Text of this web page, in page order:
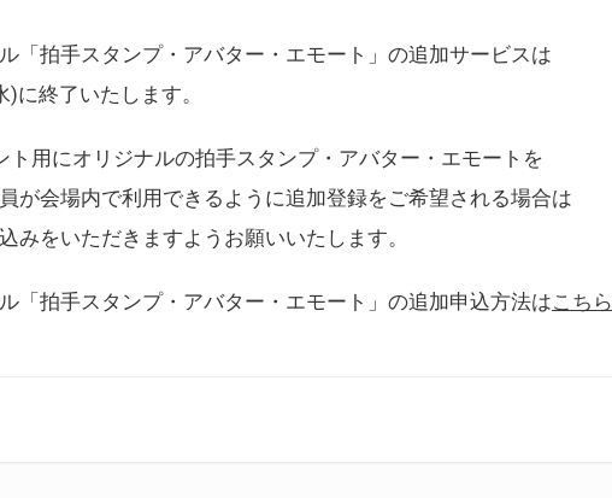
「拍手スタンプ・アバター・エモート」の追加サービスは
に終了いたします。
ト用にオリジナルの拍手スタンプ・アバター・エモートを
が会場内で利用できるように追加登録をご希望される場合は
みをいただきますようお願いいたします。
「拍手スタンプ・アバター・エモート」の追加申込方法はこちら